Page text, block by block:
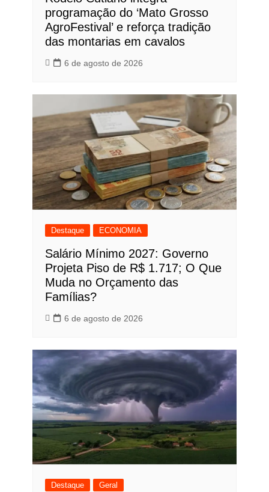
programação do ‘Mato Grosso
AgroFestival’ e reforça tradição
das montarias em cavalos
6 de agosto de 2026
Destaque ECONOMIA
Salário Mínimo 2027: Governo
Projeta Piso de R$ 1.717; O Que
Muda no Orçamento das
Famílias?
6 de agosto de 2026
Destaque Geral